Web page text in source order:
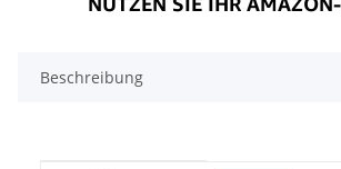
Beschreibung